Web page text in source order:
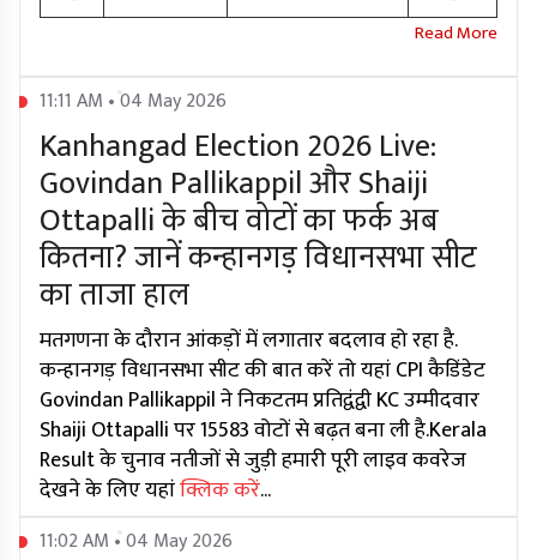
11:11 AM • 04 May 2026
Kanhangad Election 2026 Live:
Govindan Pallikappil और Shaiji
Ottapalli के बीच वोटों का फर्क अब
कितना? जानें कन्हानगड़ विधानसभा सीट
का ताजा हाल
मतगणना के दौरान आंकड़ों में लगातार बदलाव हो रहा है.
कन्हानगड़ विधानसभा सीट की बात करें तो यहां CPI कैडिंडेट
Govindan Pallikappil ने निकटतम प्रतिद्वंद्वी KC उम्मीदवार
Shaiji Ottapalli पर 15583 वोटों से बढ़त बना ली है.Kerala
Result के चुनाव नतीजों से जुड़ी हमारी पूरी लाइव कवरेज
देखने के लिए यहांक्लिक करें...
11:02 AM • 04 May 2026